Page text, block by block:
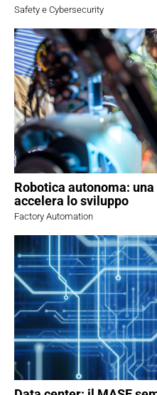
Safety e Cybersecurity
Robotica autonoma:
accelera lo sviluppo
Factory Automation